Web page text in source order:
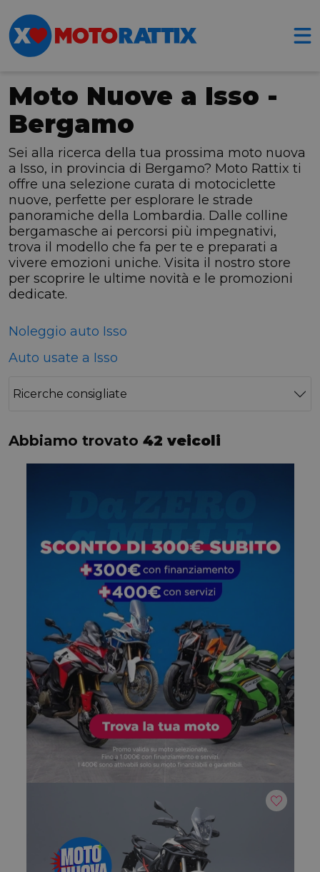
Moto Nuove a Isso -
Bergamo
Sei alla ricerca della tua prossima moto nuova
a Isso, in provincia di Bergamo? Moto Rattix ti
offre una selezione curata di motociclette
nuove, perfette per esplorare le strade
panoramiche della Lombardia. Dalle colline
bergamasche ai percorsi più impegnativi,
trova il modello che fa per te e preparati a
vivere emozioni uniche. Visita il nostro store
per scoprire le ultime novità e le promozioni
dedicate.
Noleggio auto Isso
Auto usate a Isso
Ricerche consigliate
Abbiamo trovato 42 veicoli